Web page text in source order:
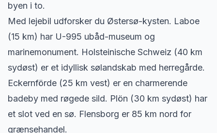
byen i to.
Med lejebil udforsker du Østersø-kysten. Laboe
(15 km) har U-995 ubåd-museum og
marinemonument. Holsteinische Schweiz (40 km
sydøst) er et idyllisk sølandskab med herregårde.
Eckernförde (25 km vest) er en charmerende
badeby med røgede sild. Plön (30 km sydøst) har
et slot ved en sø. Flensborg er 85 km nord for
grænsehandel.